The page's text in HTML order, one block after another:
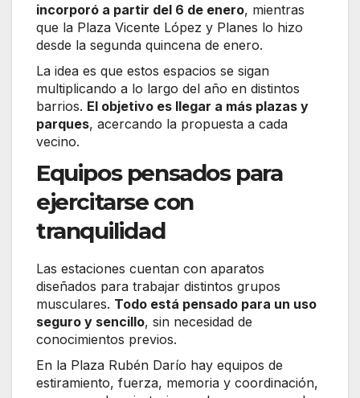
incorporó a partir del 6 de enero, mientras
que la Plaza Vicente López y Planes lo hizo
desde la segunda quincena de enero.
La idea es que estos espacios se sigan
multiplicando a lo largo del año en distintos
barrios. El objetivo es llegar a más plazas y
parques, acercando la propuesta a cada
vecino.
Equipos pensados para
ejercitarse con
tranquilidad
Las estaciones cuentan con aparatos
diseñados para trabajar distintos grupos
musculares. Todo está pensado para un uso
seguro y sencillo, sin necesidad de
conocimientos previos.
En la Plaza Rubén Darío hay equipos de
estiramiento, fuerza, memoria y coordinación,